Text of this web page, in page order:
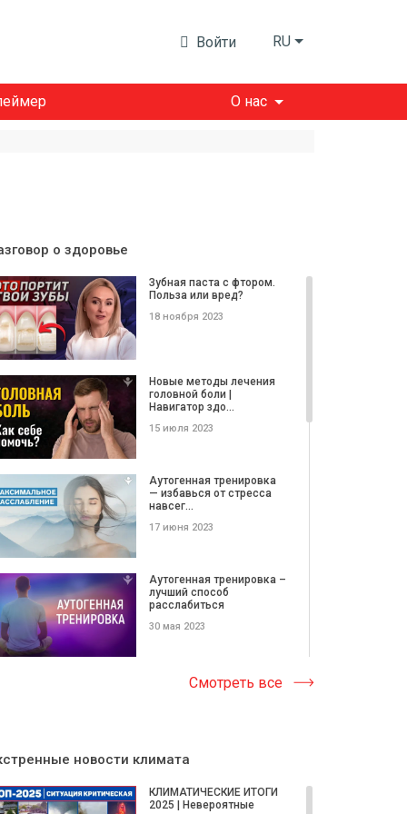
Войти RU
О нас
о здоровье
Зубная паста с фтором.
Польза или вред?
18 ноября 2023
Новые методы лечения
головной боли |
Навигатор здо...
15 июля 2023
Аутогенная тренировка
— избавься от стресса
навсег...
17 июня 2023
Аутогенная тренировка –
лучший способ
расслабиться
30 мая 2023
Об Этом Не Расскажут
Стоматологи |
симптомы заболевания,
лечени...
Смотреть все
новости климата
КЛИМАТИЧЕСКИЕ ИТОГИ
2025 | Невероятные